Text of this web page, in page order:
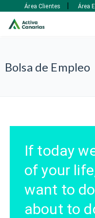
Bolsa de Empleo
If today
of your
want to
about to
Área Clientes | Área